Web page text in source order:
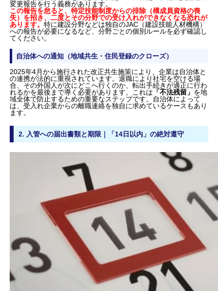
変更報告を行う義務があります。
この報告を怠ると、特定技能制度からの排除（構成員資格の喪
失）を招き、二度とその分野での受け入れができなくなる恐れが
あります。 特に建設分野などは独自のJAC（建設技能人材機構）
への報告が必要になるなど、分野ごとの個別ルールを必ず確認し
てください。
自治体への通知（地域共生・住民登録のクローズ）
2025年4月から施行された改正共生施策により、企業は自治体と
の連携が法的に重視されています。退職により社宅を空ける場
合、その外国人が次にどこへ行くのか、転出手続きが適正に行わ
れるかを最後まで導く必要があります。これは 「不法残留」 を地
域全体で防止するための重要なステップです。自治体によって
は、受入れ企業からの離職連絡を独自に求めているケースもあり
ます。
2. 入管への届出書類と期限｜「14日以内」の絶対遵守